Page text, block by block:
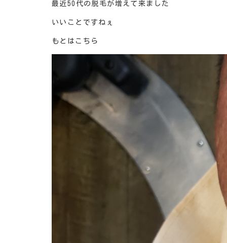
最近50代の脱毛が増えて来ました
いいことですねぇ
もとはこちら